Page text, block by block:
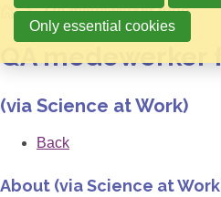
HomeQA medewerker food
QA medewerker
(via Science at Work)
Back
About (via Science at
Only essential cookies